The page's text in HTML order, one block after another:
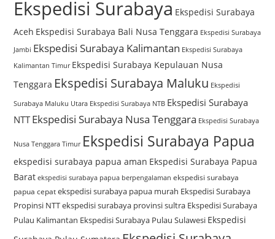
Ekspedisi Surabaya Ekspedisi Surabaya
Aceh Ekspedisi Surabaya Bali Nusa Tenggara Ekspedisi Surabaya
Jambi Ekspedisi Surabaya Kalimantan Ekspedisi Surabaya
Kalimantan Timur Ekspedisi Surabaya Kepulauan Nusa
Tenggara Ekspedisi Surabaya Maluku Ekspedisi
Surabaya Maluku Utara Ekspedisi Surabaya NTB Ekspedisi Surabaya
NTTEkspedisi Surabaya Nusa Tenggara Ekspedisi Surabaya
Nusa Tenggara Timur Ekspedisi Surabaya Papua
ekspedisi surabaya papua aman Ekspedisi Surabaya Papua
Barat ekspedisi surabaya papua berpengalaman ekspedisi surabaya
papua cepat ekspedisi surabaya papua murah Ekspedisi Surabaya
Propinsi NTTekspedisi surabaya provinsi sultra Ekspedisi Surabaya
Pulau Kalimantan Ekspedisi Surabaya Pulau Sulawesi Ekspedisi